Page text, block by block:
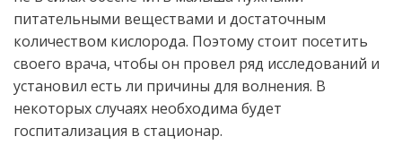
питательными веществами и достаточным
количеством кислорода. Поэтому стоит посетить
своего врача, чтобы он провел ряд исследований и
установил есть ли причины для волнения. В
некоторых случаях необходима будет
госпитализация в стационар.